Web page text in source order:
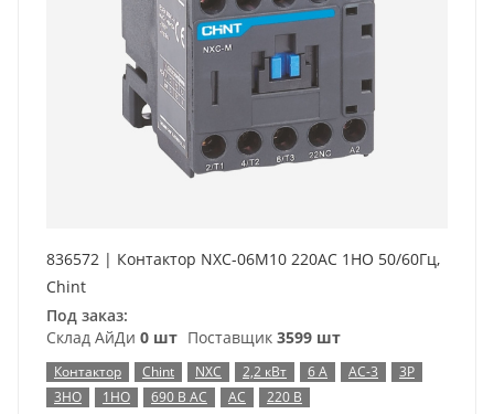
836572 | Контактор NXC-06M10 220AC 1НО 50/60Гц,
Chint
Под заказ:
Склад АйДи 0 шт Поставщик 3599 шт
Контактор Chint NXC 2,2 кВт 6 А AC-3
3P
3НО
1НО 690 В AC AC 220 В